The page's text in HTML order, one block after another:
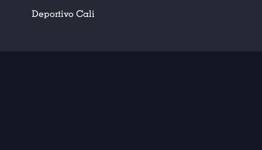
Deportivo Cali